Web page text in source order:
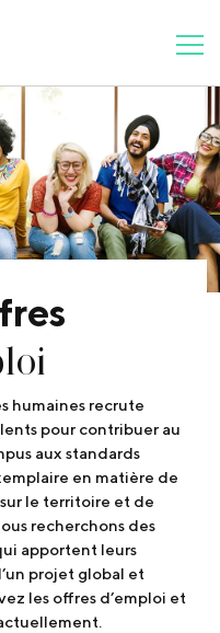
humaines recrute
pour contribuer au
aux standards
en matière de
le territoire et de
recherchons des
apportent leurs
projet global et
les offres d’emploi et